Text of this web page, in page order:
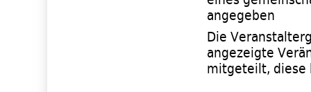
angegeben
Die
angezeigte
mitgeteilt, diese